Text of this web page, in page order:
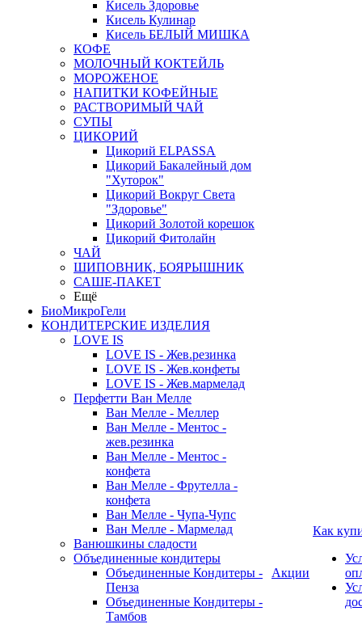
Кисель Здоровье
Кисель Кулинар
Кисель БЕЛЫЙ МИШКА
КОФЕ
МОЛОЧНЫЙ КОКТЕЙЛЬ
МОРОЖЕНОЕ
НАПИТКИ КОФЕЙНЫЕ
РАСТВОРИМЫЙ ЧАЙ
СУПЫ
ЦИКОРИЙ
Цикорий ELPASSA
Цикорий Бакалейный дом
"Хуторок"
Цикорий Вокруг Света
"Здоровье"
Цикорий Золотой корешок
Цикорий Фитолайн
ЧАЙ
ШИПОВНИК, БОЯРЫШНИК
САШЕ-ПАКЕТ
Ещё
БиоМикроГели
КОНДИТЕРСКИЕ ИЗДЕЛИЯ
LOVE IS
LOVE IS - Жев.резинка
LOVE IS - Жев.конфеты
LOVE IS - Жев.мармелад
Перфетти Ван Мелле
Ван Мелле - Меллер
Ван Мелле - Ментос -
жев.резинка
Ван Мелле - Ментос -
конфета
Ван Мелле - Фрутелла -
конфета
Ван Мелле - Чупа-Чупс
Ван Мелле - Мармелад
Ванюшкины сладости
Объединенные кондитеры
Объединенные Кондитеры -
Пенза
Объединенные Кондитеры -
Тамбов
Акции
Как